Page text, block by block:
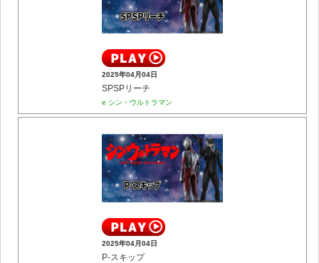
2025年04月04日
SPSPリーチ
e シン・ウルトラマン
2025年04月04日
P-スキップ